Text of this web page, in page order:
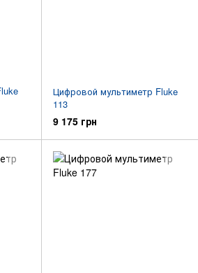
Цифровой мультиметр Fluke
113
9 175 грн